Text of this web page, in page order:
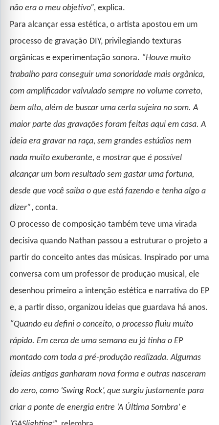
não era o meu objetivo”, explica.
Para alcançar essa estética, o artista apostou em um
processo de gravação DIY, privilegiando texturas
orgânicas e experimentação sonora. “Houve muito
trabalho para conseguir uma sonoridade mais orgânica,
com amplificador valvulado sempre no volume correto,
bem alto, além de buscar uma certa sujeira no som. A
maior parte das gravações foram feitas aqui em casa. A
ideia era gravar na raça, sem grandes estúdios nem
nada muito exuberante, e mostrar que é possível
alcançar um bom resultado sem gastar uma fortuna,
desde que você saiba o que está fazendo e tenha algo a
dizer”, conta.
O processo de composição também teve uma virada
decisiva quando Nathan passou a estruturar o projeto a
partir do conceito antes das músicas. Inspirado por uma
conversa com um professor de produção musical, ele
desenhou primeiro a intenção estética e narrativa do EP
e, a partir disso, organizou ideias que guardava há anos.
“Quando eu defini o conceito, o processo fluiu muito
rápido. Em cerca de uma semana eu já tinha o EP
montado com toda a pré-produção realizada. Algumas
ideias antigas ganharam nova forma e outras nasceram
do zero, como ‘Swing Rock’, que surgiu justamente para
criar a ponte de energia entre ‘A Última Sombra’ e